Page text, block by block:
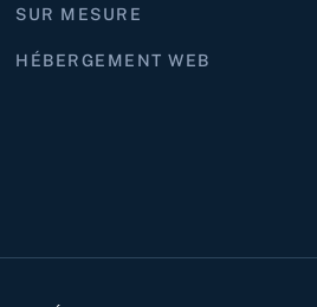
SUR MESURE
HÉBERGEMENT WEB